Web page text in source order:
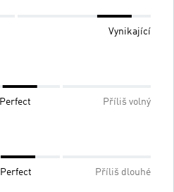
Vynikající
Perfect Příliš volný
Perfect Příliš dlouhé